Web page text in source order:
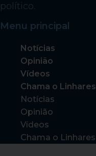
político.
Menu principal
Notícias
Opinião
Vídeos
Chama o Linhares
Notícias
Opinião
Vídeos
Chama o Linhares